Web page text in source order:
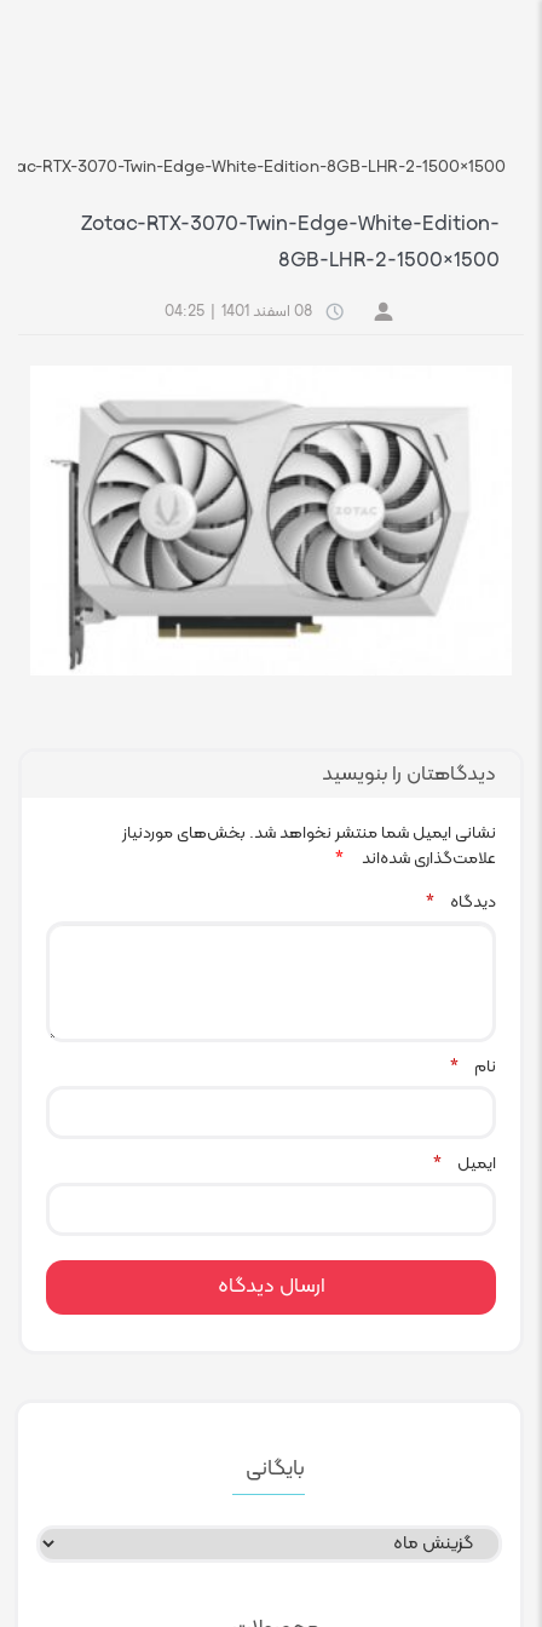
فروشگاه اچ استوک بازار انلاین تجهیزات کامپیوتر استوک
رسانه
RTX-3070-Twin-Edge-White-Edition-8GB-LHR-2-1500×1500
Zotac-RTX-3070-Twin-Edge-White-Edition-
8GB-LHR-2-1500×1500
08 اسفند 1401 04:25
دیدگاهتان را بنویسید
نشانی ایمیل شما منتشر نخواهد شد. بخش‌های موردنیاز
علامت‌گذاری شده‌اند
*
دیدگاه
*
نام *
ایمیل *
بایگانی
بایگانی